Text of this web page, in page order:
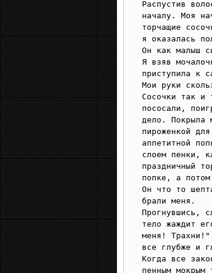
Распустив
началу. Моя
торчащие
я оказалась
Он как малыш
Я взяв
приступила к
Мои руки
Сосочки так и
пососали,
дело. Покрыла
пироженкой
аппетитной
слоем пенки,
праздничный
попке, а
Он что то
брали меня.
Прогнувшись,
тело жаждит
меня! Трахни!"
все глубже и
Когда все
пенным мокрым